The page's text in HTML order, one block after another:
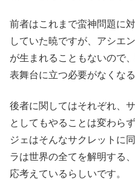
前者はこれまで蛮神問題に
していた暁ですが、アシエ
が生まれることもないので
表舞台に立つ必要がなくな
後者に関してはそれぞれ、
としてもやることは変わら
ジェはそんなサクレットに
ラは世界の全てを解明する
応考えているらしいです。